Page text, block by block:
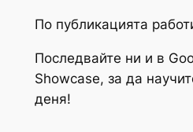
По публикацията
Последвайте ни и в
Showcase, за да
деня!